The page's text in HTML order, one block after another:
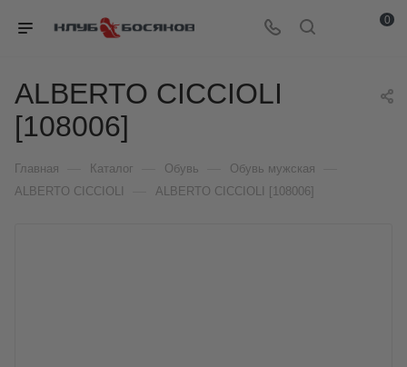
0
ALBERTO CICCIOLI
[108006]
Главная Каталог Обувь Обувь мужская
ALBERTO CICCIOLI ALBERTO CICCIOLI [108006]